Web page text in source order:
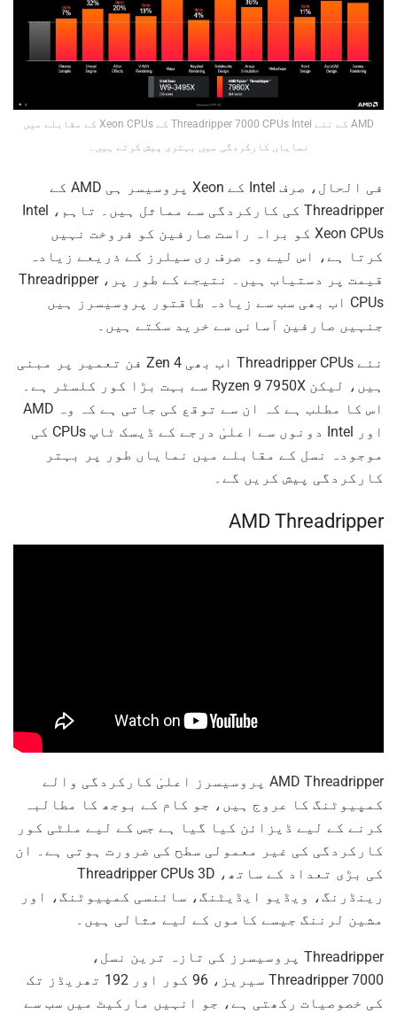
AMD کے نئے Threadripper 7000 CPUs Intel کے Xeon CPUs کے مقابلے میں
نمایاں کارکردگی میں بہتری پیش کرتے ہیں۔
فی الحال، صرف Intel کے Xeon پروسیسر ہی AMD کے
Threadripper کی کارکردگی سے مماثل ہیں۔ تاہم، Intel
Xeon CPUs کو براہ راست صارفین کو فروخت نہیں
کرتا ہے، اس لیے وہ صرف ری سیلرز کے ذریعے زیادہ
قیمت پر دستیاب ہیں۔ نتیجے کے طور پر، Threadripper
CPUs اب بھی سب سے زیادہ طاقتور پروسیسرز ہیں
جنہیں صارفین آسانی سے خرید سکتے ہیں۔
نئے Threadripper CPUs اب بھی Zen 4 فن تعمیر پر مبنی
ہیں، لیکن Ryzen 9 7950X سے بہت بڑا کور کلسٹر ہے۔
اس کا مطلب ہے کہ ان سے توقع کی جاتی ہے کہ وہ AMD
اور Intel دونوں سے اعلیٰ درجے کے ڈیسک ٹاپ CPUs کی
موجودہ نسل کے مقابلے میں نمایاں طور پر بہتر
کارکردگی پیش کریں گے۔
AMD Threadripper
AMD Threadripper پروسیسرز اعلیٰ کارکردگی والے
کمپیوٹنگ کا عروج ہیں، جو کام کے بوجھ کا مطالبہ
کرنے کے لیے ڈیزائن کیا گیا ہے جس کے لیے ملٹی کور
کارکردگی کی غیر معمولی سطح کی ضرورت ہوتی ہے۔ ان
کی بڑی تعداد کے ساتھ، Threadripper CPUs 3D
رینڈرنگ، ویڈیو ایڈیٹنگ، سائنسی کمپیوٹنگ، اور
مشین لرننگ جیسے کاموں کے لیے مثالی ہیں۔
Threadripper پروسیسرز کی تازہ ترین نسل،
Threadripper 7000 سیریز، 96 کور اور 192 تھریڈز تک
کی خصوصیات رکھتی ہے، جو انہیں مارکیٹ میں سب سے